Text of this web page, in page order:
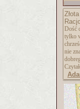
Dość
tylko
nie